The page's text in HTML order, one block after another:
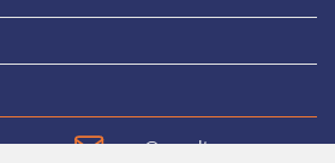
vrsa@vrsa.lt